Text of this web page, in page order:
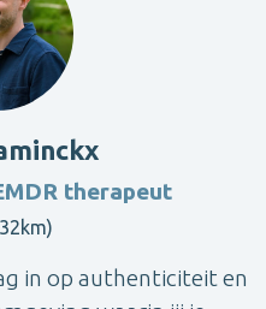
therapeut
in op authenticiteit en